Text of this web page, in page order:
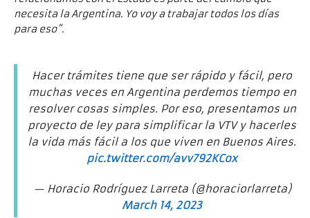
necesita la Argentina. Yo voy a trabajar todos los días
para eso”.
Hacer trámites tiene que ser rápido y fácil, pero
muchas veces en Argentina perdemos tiempo en
resolver cosas simples. Por eso, presentamos un
proyecto de ley para simplificar la VTV y hacerles
la vida más fácil a los que viven en Buenos Aires.
pic.twitter.com/avv792KCox
— Horacio Rodríguez Larreta (@horaciorlarreta)
March 14, 2023